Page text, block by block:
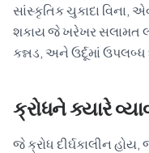
સાંસ્કૃતિક ચુકાદા વિના,
શકાય જે ખરેખર સલામત
કન્નડ, અને ઉર્દૂમાં ઉપલબ્ધ
ક્રોધને ક્યારે
જે ક્રોધ દીર્ઘકાલીન